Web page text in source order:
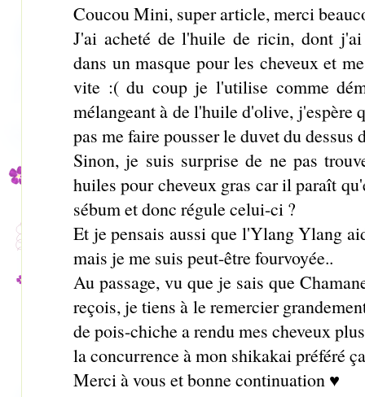
Coucou Mini, super article, merci
J'ai acheté de l'huile de ricin, dont
dans un masque pour les cheveux et
vite :( du coup je l'utilise comme
mélangeant à de l'huile d'olive, j'espère
pas me faire pousser le duvet du dessus
Sinon, je suis surprise de ne pas
huiles pour cheveux gras car il paraît
sébum et donc régule celui-ci ?
Et je pensais aussi que l'Ylang Ylang
mais je me suis peut-être fourvoyée..
Au passage, vu que je sais que
reçois, je tiens à le remercier
de pois-chiche a rendu mes cheveux
la concurrence à mon shikakai préféré
Merci à vous et bonne continuation ♥